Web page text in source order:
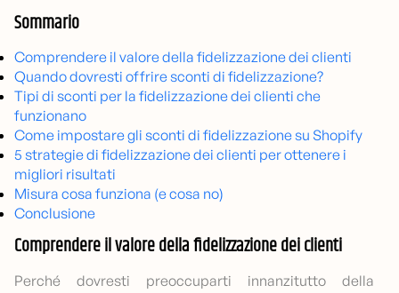
Sommario
Comprendere il valore della fidelizzazione dei clienti
Quando dovresti offrire sconti di fidelizzazione?
Tipi di sconti per la fidelizzazione dei clienti che
funzionano
Come impostare gli sconti di fidelizzazione su Shopify
5 strategie di fidelizzazione dei clienti per ottenere i
migliori risultati
Misura cosa funziona (e cosa no)
Conclusione
Comprendere il valore della fidelizzazione dei clienti
Perché dovresti preoccuparti innanzitutto della